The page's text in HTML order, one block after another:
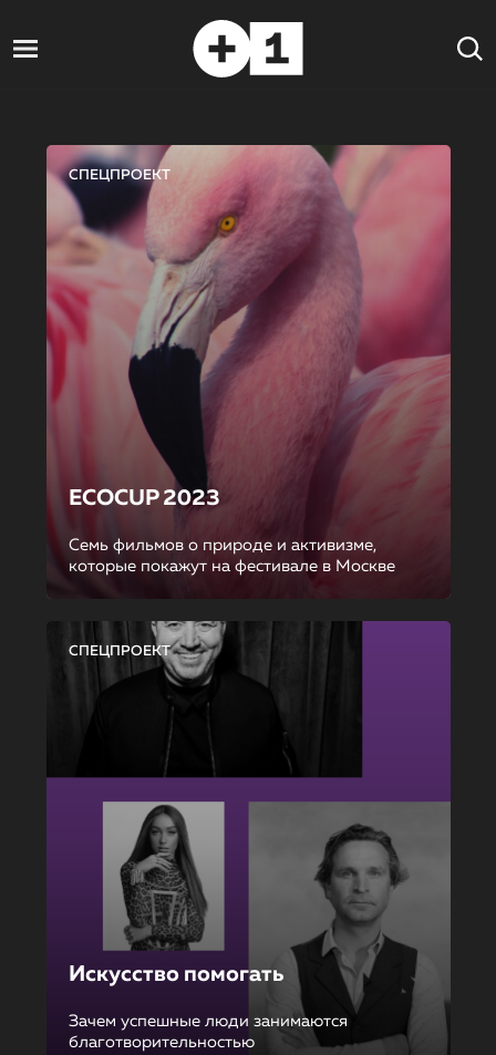
СПЕЦПРОЕКТ
ECOCUP 2023
Семь фильмов о природе и активизме,
которые покажут на фестивале в Москве
СПЕЦПРОЕКТ
Искусство помогать
Зачем успешные люди занимаются
благотворительностью